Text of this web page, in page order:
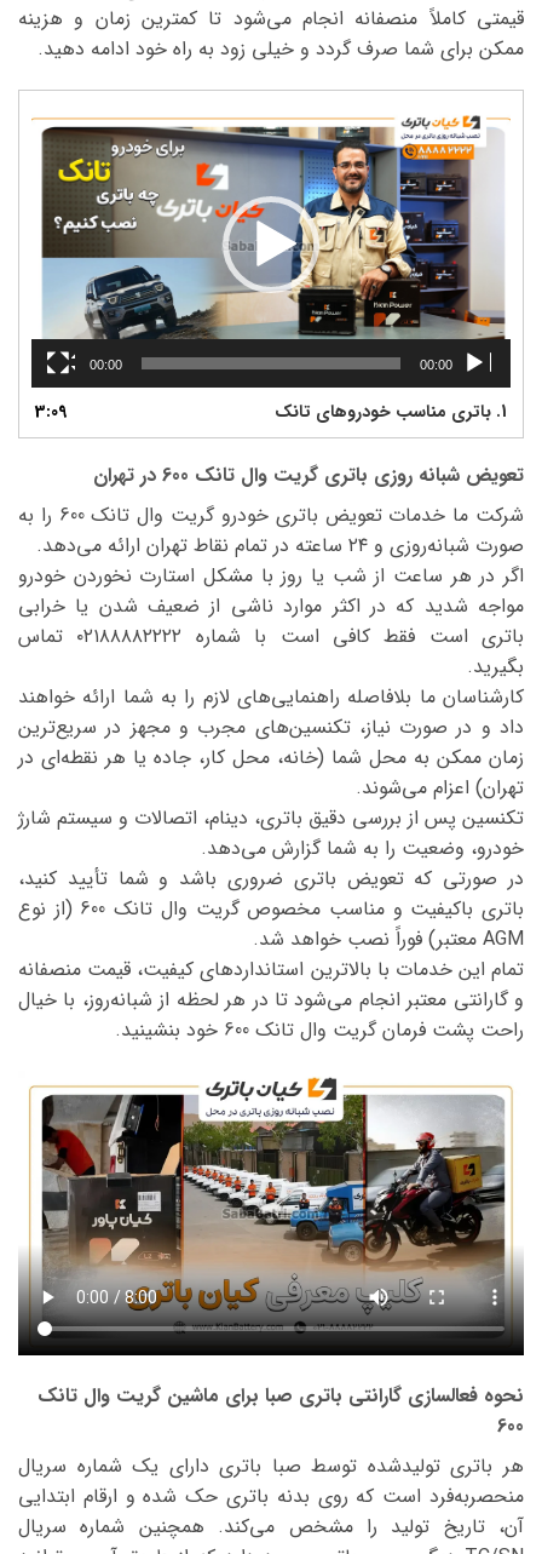
قیمتی کاملاً منصفانه انجام می‌شود تا کمترین زمان و هزینه
ممکن برای شما صرف گردد و خیلی زود به راه خود ادامه دهید.
نمایشگر
ویدیو
00:00
00:00
1. باتری مناسب خودروهای تانک 3:09
تعویض شبانه روزی باتری گریت وال تانک 600 در تهران
شرکت ما خدمات تعویض باتری خودرو گریت وال تانک 600 را به
صورت شبانه‌روزی و ۲۴ ساعته در تمام نقاط تهران ارائه می‌دهد.
اگر در هر ساعت از شب یا روز با مشکل استارت نخوردن خودرو
مواجه شدید که در اکثر موارد ناشی از ضعیف شدن یا خرابی
باتری است فقط کافی است با شماره ۰۲۱۸۸۸۸۲۲۲۲ تماس
بگیرید.
کارشناسان ما بلافاصله راهنمایی‌های لازم را به شما ارائه خواهند
داد و در صورت نیاز، تکنسین‌های مجرب و مجهز در سریع‌ترین
زمان ممکن به محل شما (خانه، محل کار، جاده یا هر نقطه‌ای در
تهران) اعزام می‌شوند.
تکنسین پس از بررسی دقیق باتری، دینام، اتصالات و سیستم شارژ
خودرو، وضعیت را به شما گزارش می‌دهد.
در صورتی که تعویض باتری ضروری باشد و شما تأیید کنید،
باتری باکیفیت و مناسب مخصوص گریت وال تانک 600 (از نوع
AGM معتبر) فوراً نصب خواهد شد.
تمام این خدمات با بالاترین استانداردهای کیفیت، قیمت منصفانه
و گارانتی معتبر انجام می‌شود تا در هر لحظه از شبانه‌روز، با خیال
راحت پشت فرمان گریت وال تانک 600 خود بنشینید.
نحوه فعالسازی گارانتی باتری صبا برای ماشین گریت وال تانک
600
هر باتری تولیدشده توسط صبا باتری دارای یک شماره سریال
منحصربه‌فرد است که روی بدنه باتری حک شده و ارقام ابتدایی
آن، تاریخ تولید را مشخص می‌کند. همچنین شماره سریال